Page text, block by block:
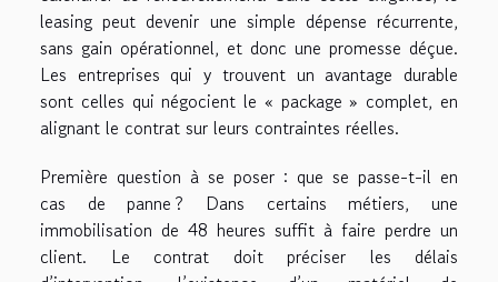
leasing peut devenir une simple dépense récurrente,
sans gain opérationnel, et donc une promesse déçue.
Les entreprises qui y trouvent un avantage durable
sont celles qui négocient le « package » complet, en
alignant le contrat sur leurs contraintes réelles.
Première question à se poser : que se passe-t-il en
cas de panne ? Dans certains métiers, une
immobilisation de 48 heures suffit à faire perdre un
client. Le contrat doit préciser les délais